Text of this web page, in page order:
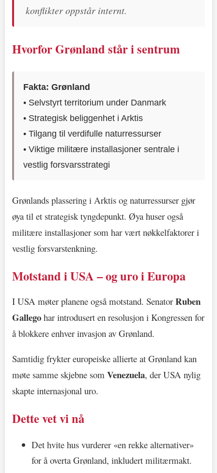
konflikter oppstår internt.
Hvorfor Grønland står i sentrum
Fakta: Grønland
• Selvstyrt territorium under Danmark
• Strategisk beliggenhet i Arktis
• Tilgang til verdifulle naturressurser
• Viktige militære installasjoner sentrale i
vestlig forsvarsstrategi
Grønlands plassering i Arktis og naturressurser gjør
øya til et strategisk tyngdepunkt. Øya huser også
militære installasjoner som har vært nøkkelfaktorer i
vestlig forsvarstenkning.
Motstand i USA – og uro i Europa
I USA møter planene også motstand. SenatorRuben
Gallego har introdusert en resolusjon i Kongressen for
å blokkere enhver invasjon av Grønland.
Samtidig frykter europeiske allierte at Grønland kan
møte samme skjebne som Venezuela, der USA nylig
skapte internasjonal uro.
Dette vet vi nå
Det hvite hus vurderer «en rekke alternativer»
for å overta Grønland, inkludert militærmakt.